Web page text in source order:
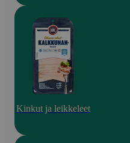
Kinkut ja leikkeleet